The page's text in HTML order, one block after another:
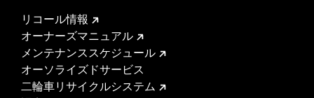
リコール情報
オーナーズマニュアル
メンテナンススケジュール
オーソライズドサービス
二輪車リサイクルシステム